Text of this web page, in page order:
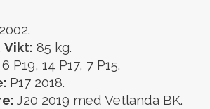
Vikt: 85 kg.
6 P19, 14 P17, 7 P15.
P17 2018.
J20 2019 med Vetlanda BK.